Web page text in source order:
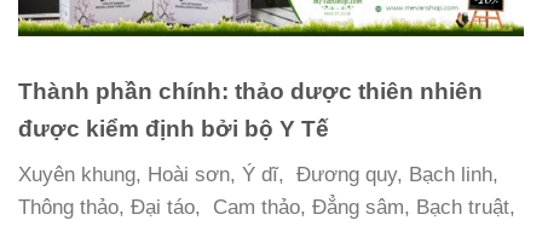
Thành phần chính: thảo dược thiên nhiên
được kiểm định bởi bộ Y Tế
Xuyên khung, Hoài sơn, Ý dĩ, Đương quy, Bạch linh,
Thông thảo, Đại táo, Cam thảo, Đẳng sâm, Bạch truật,